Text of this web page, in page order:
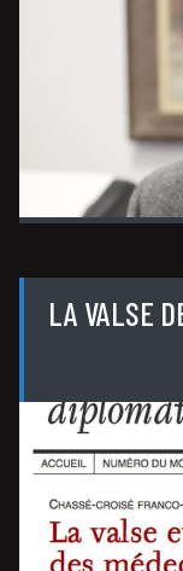
LA VALSE